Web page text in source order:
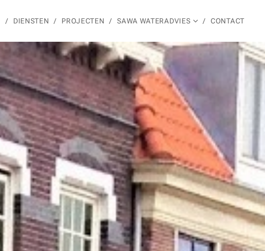
DIENSTEN PROJECTEN SAWA WATERADVIES CONTACT